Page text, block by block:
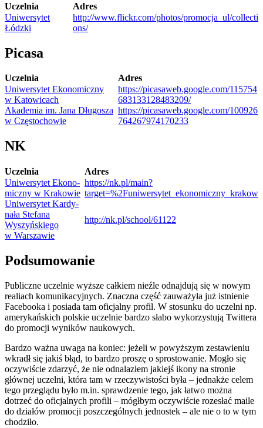
Uczel­nia
Adres
Uni­wer­sy­tet
Łódzki
http://​www​.flickr​.com/​p​h​o​t​o​s​/​p​r​o​m​o​c​j​a​_​u​l​/​c​o​l​l​e​c​t​i​
o​ns/
Picasa
Uczel­nia
Adres
Uni­wer­sy­tet Eko­no­miczny
w Katowicach
https://​pica​sa​web​.google​.com/​1​1​5​7​5​4​
6​8​3​1​3​3​1​2​8​4​8​3​2​09/
Aka­de­mia im. Jana Dłu­go­sza
w Częstochowie
https://​pica​sa​web​.google​.com/​1​0​0​9​2​6​
7​6​4​2​6​7​9​7​4​1​7​0​233
NK
Uczel­nia
Adres
Uni­wer­sy­tet Eko­no­
miczny w Krakowie
https://nk.pl/main?
target=%2Funiwersytet_ekonomiczny_krakow
Uni­wer­sy­tet Kar­dy­
nała Ste­fana
Wyszyń­skiego
w Warszawie
http://​nk​.pl/​s​c​h​o​o​l​/​6​1​122
Pod­su­mo­wa­nie
Publiczne uczel­nie wyż­sze cał­kiem nie­źle odnaj­dują się w nowym
realiach komu­ni­ka­cyj­nych. Znaczna część zauwa­żyła już ist­nie­nie
Face­bo­oka i posiada tam ofi­cjalny pro­fil. W sto­sunku do uczelni np.
ame­ry­kań­skich pol­skie uczel­nie bar­dzo słabo wyko­rzy­stują Twit­tera
do pro­mo­cji wyni­ków naukowych.
Bar­dzo ważna uwaga na koniec: jeżeli w powyż­szym zesta­wie­niu
wkradł się jakiś błąd, to bar­dzo pro­szę o spro­sto­wa­nie. Mogło się
oczy­wi­ście zda­rzyć, że nie odna­la­złem jakiejś ikony na stro­nie
głów­nej uczelni, która tam w rze­czy­wi­sto­ści była – jed­nakże celem
tego prze­glądu było m.in. spraw­dze­nie tego, jak łatwo można
dotrzeć do ofi­cjal­nych pro­fili – mógł­bym oczy­wi­ście roze­słać maile
do dzia­łów pro­mo­cji poszcze­gól­nych jed­no­stek – ale nie o to w tym
chodziło.